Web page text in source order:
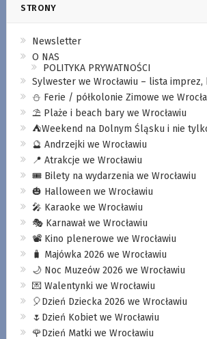
STRONY
Newsletter
O NAS
POLITYKA PRYWATNOŚCI
Sylwester we Wrocławiu – lista
⛄️ Ferie / półkolonie Zimowe we
⛱️ Plaże i beach bary we Wrocławiu
⛺️Weekend na Dolnym Śląsku i nie
🔮 Andrzejki we Wrocławiu
📍 Atrakcje we Wrocławiu
🎟️ Bilety na wydarzenia we Wrocławiu
🎃 Halloween we Wrocławiu
🎤 Karaoke we Wrocławiu
🎭 Karnawał we Wrocławiu
📽️ Kino plenerowe we Wrocławiu
🧳 Majówka 2026 we Wrocławiu
🌙 Noc Muzeów 2026 we Wrocławiu
💌 Walentynki we Wrocławiu
🎈Dzień Dziecka 2026 we Wrocławiu
🌷Dzień Kobiet we Wrocławiu
🌹Dzień Matki we Wrocławiu